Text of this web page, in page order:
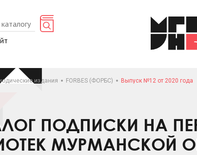
издания FORBES (ФОРБС) Выпуск №12 от 2020 года
ПОДПИСКИ НА
МУРМАНСКОЙ